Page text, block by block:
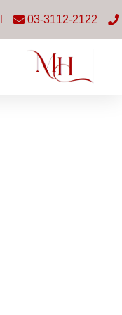
03-3112-2122